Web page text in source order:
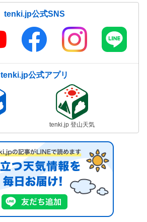
tenki.jp公式SNS
tenki.jp公式アプリ
tenki.jp 登山天気